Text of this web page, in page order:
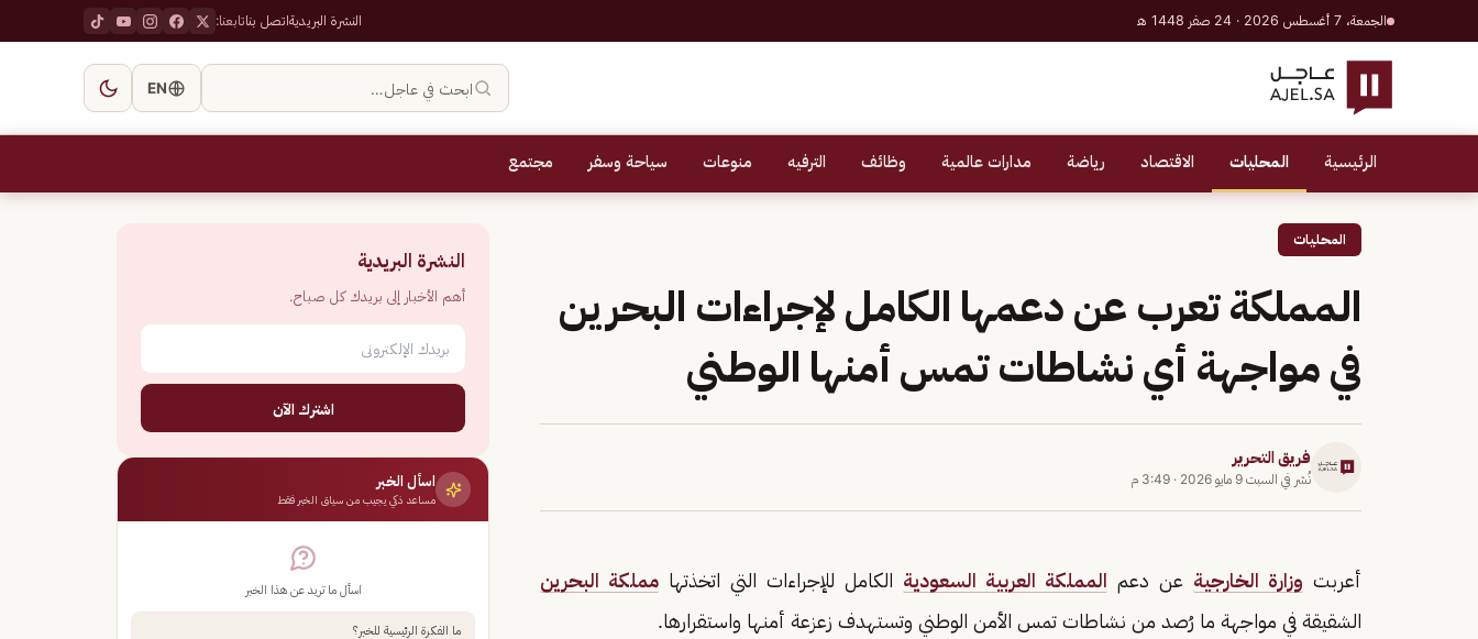
الجمعة، 7 أغسطس 2026 · 24 صفر 1448 هـ النشرة البريديةاتصل بناتابعنا:
ابحث في عاجل… EN
الرئيسية المحليات الاقتصاد رياضة مدارات عالمية وظائف الترفيه منوعات سياحة وسفر مجتمع
المحليات
المملكة تعرب عن دعمها الكامل لإجراءات البحرين
في مواجهة أي نشاطات تمس أمنها الوطني
فريق التحرير
نُشر في السبت 9 مايو 2026 · 3:49 م
أعربت وزارة الخارجية عن دعم المملكة العربية السعودية الكامل للإجراءات التي اتخذتها مملكة البحرين
الشقيقة في مواجهة ما رُصد من نشاطات تمس الأمن الوطني وتستهدف زعزعة أمنها واستقرارها.
النشرة البريدية
أهم الأخبار إلى بريدك كل صباح.
اشترك الآن
اسأل الخبر
مساعد ذكي يجيب من سياق الخبر فقط
اسأل ما تريد عن هذا الخبر
ما الفكرة الرئيسية للخبر؟